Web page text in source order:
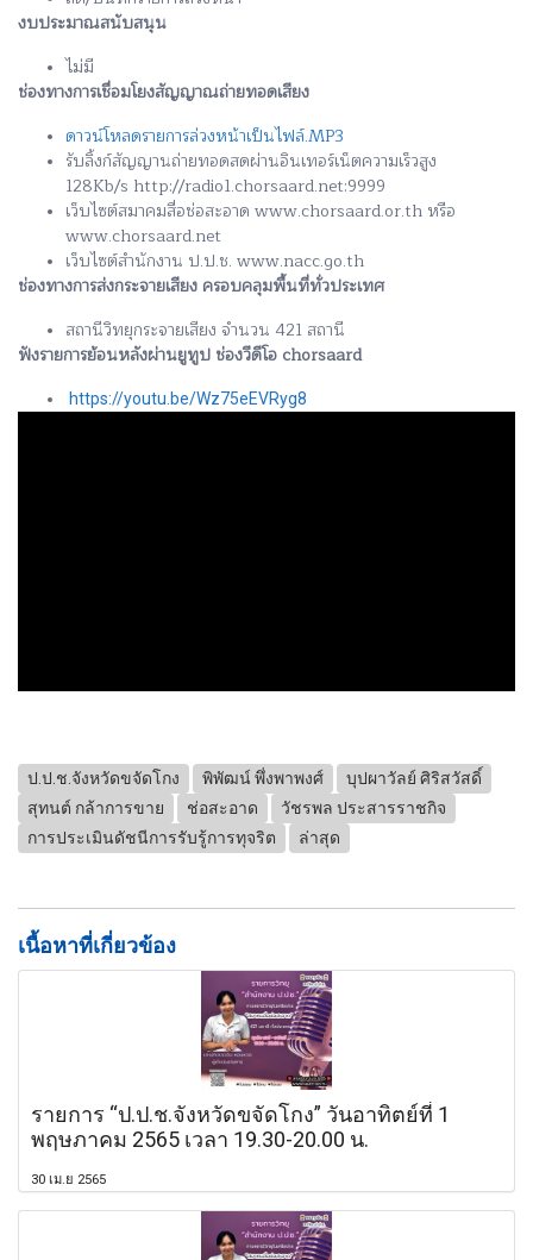
งบประมาณสนับสนุน
ไม่มี
ช่องทางการเชื่อมโยงสัญญาณถ่ายทอดเสียง
ดาวน์โหลดรายการล่วงหน้าเป็นไฟล์.MP3
รับลิ้งก์สัญญานถ่ายทอดสดผ่านอินเทอร์เน็ตความเร็วสูง
128Kb/s http://radio1.chorsaard.net:9999
เว็บไซต์สมาคมสื่อช่อสะอาด www.chorsaard.or.th หรือ
www.chorsaard.net
เว็บไซต์สำนักงาน ป.ป.ช. www.nacc.go.th
ช่องทางการส่งกระจายเสียง ครอบคลุมพื้นที่ทั่วประเทศ
สถานีวิทยุกระจายเสียง จำนวน 421 สถานี
ฟังรายการย้อนหลังผ่านยูทูป ช่องวีดีโอ chorsaard
https://youtu.be/Wz75eEVRyg8
ป.ป.ช.จังหวัดขจัดโกง พิพัฒน์ พึ่งพาพงศ์
บุปผาวัลย์ ศิริสวัสดิ์
สุทนต์ กล้าการขาย
ช่อสะอาด
วัชรพล ประสารราชกิจ
การประเมินดัชนีการรับรู้การทุจริต
ล่าสุด
เนื้อหาที่เกี่ยวข้อง
รายการ “ป.ป.ช.จังหวัดขจัดโกง” วันอาทิตย์ที่ 1
พฤษภาคม 2565 เวลา 19.30-20.00 น.
30 เม.ย 2565